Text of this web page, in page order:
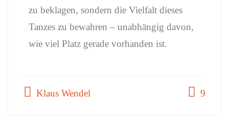
zu beklagen, sondern die Vielfalt dieses
Tanzes zu bewahren – unabhängig davon,
wie viel Platz gerade vorhanden ist.
Klaus Wendel 9